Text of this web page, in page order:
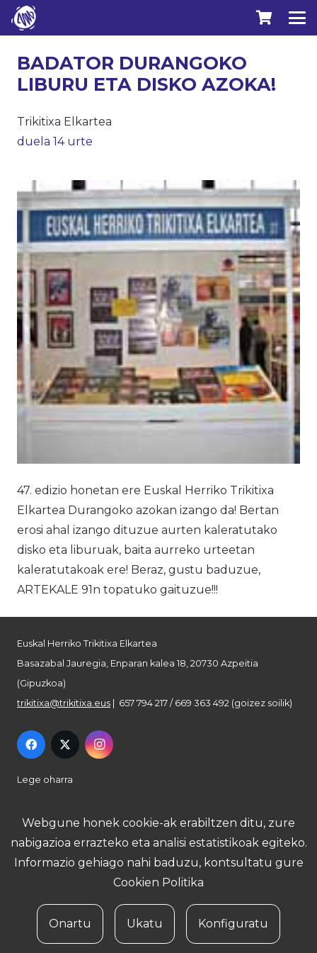
BADATOR DURANGOKO
LIBURU ETA DISKO AZOKA!
Trikitixa Elkartea
duela 14 urte
47. edizio honetan ere Euskal Herriko Trikitixa
Elkartea Durangoko azokan izango da! Bertan
erosi ahal izango dituzue aurten kaleratutako
disko eta liburuak, baita aurreko urteetan
kaleratutakoak ere! Beraz, gustu baduzue,
ARTEKALE 91n topatuko gaituzue!!!
Euskal Herriko Trikitixa Elkartea
Basazabal Jauregia, Enparan kalea 18, 20730 Azpeitia
(Gipuzkoa)
trikitixa@trikitixa.eus | 657 794 217 / 669 363 492 (goizez soilik)
Lege oharra
Pribatutasun politika
Webgune honek cookie-ak erabiltzen ditu, zure
nabigazioa errazteko eta analisi estatistikoak egiteko.
Informazio gehiago nahi baduzu, kontsultatu gure
Cookien Politika
Onartu Ukatu Konfiguratu